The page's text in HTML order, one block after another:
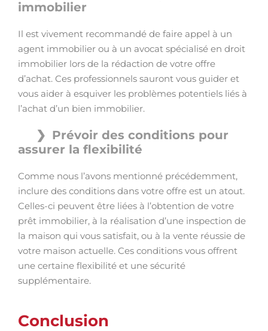
immobilier
Il est vivement recommandé de faire appel à un
agent immobilier ou à un avocat spécialisé en droit
immobilier lors de la rédaction de votre offre
d’achat. Ces professionnels sauront vous guider et
vous aider à esquiver les problèmes potentiels liés à
l’achat d’un bien immobilier.
Prévoir des conditions pour
assurer la flexibilité
Comme nous l’avons mentionné précédemment,
inclure des conditions dans votre offre est un atout.
Celles-ci peuvent être liées à l’obtention de votre
prêt immobilier, à la réalisation d’une inspection de
la maison qui vous satisfait, ou à la vente réussie de
votre maison actuelle. Ces conditions vous offrent
une certaine flexibilité et une sécurité
supplémentaire.
Conclusion